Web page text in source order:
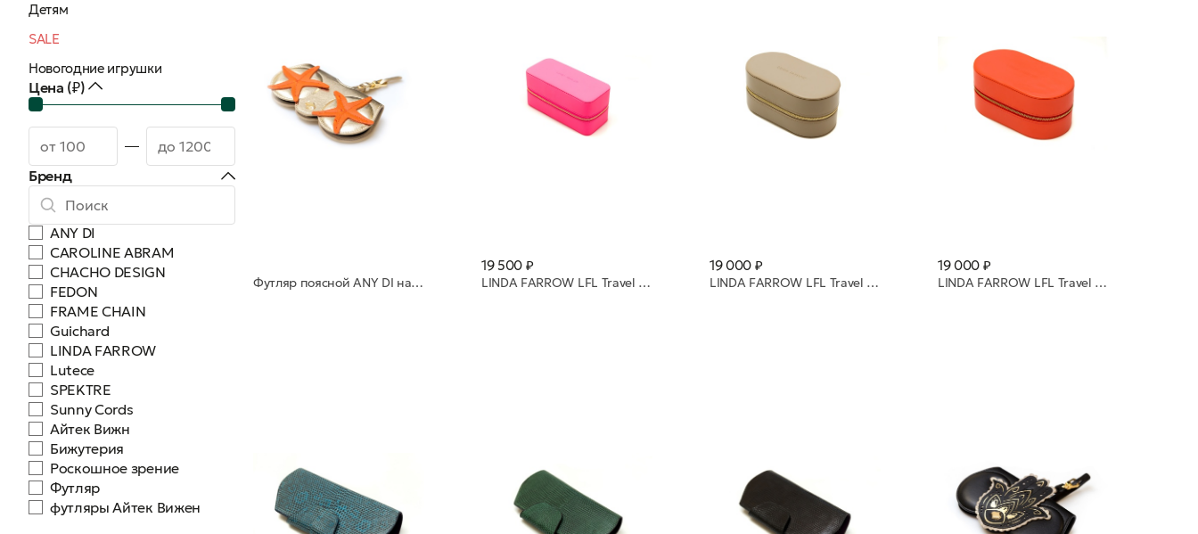
Детям
SALE
Новогодние игрушки
Цена (₽)
Бренд
ANY DI
CAROLINE ABRAM
CHACHO DESIGN
FEDON
FRAME CHAIN
Guichard
LINDA FARROW
Lutece
SPEKTRE
Sunny Cords
Айтек Вижн
Бижутерия
Роскошное зрение
Футляр
футляры Айтек Вижен
Футляр поясной ANY DI натуральная кожа SP101652 Sea Star
19 500 ₽
LINDA FARROW LFL Travel Case 2 Neon Pink
19 000 ₽
LINDA FARROW LFL Travel Case in Taupe
19 000 ₽
LINDA FARROW LFL Travel Case 2 Orange